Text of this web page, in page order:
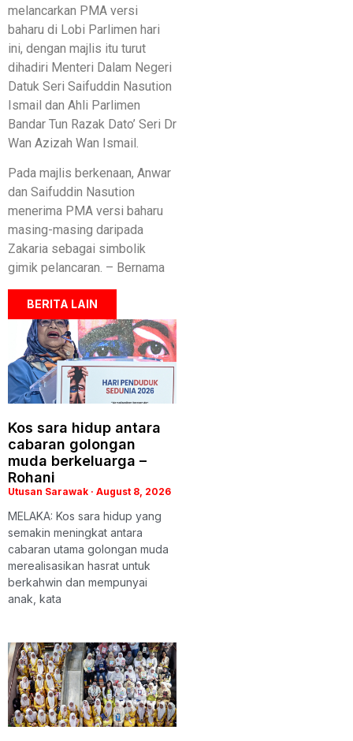
melancarkan PMA versi
baharu di Lobi Parlimen hari
ini, dengan majlis itu turut
dihadiri Menteri Dalam Negeri
Datuk Seri Saifuddin Nasution
Ismail dan Ahli Parlimen
Bandar Tun Razak Dato’ Seri Dr
Wan Azizah Wan Ismail.
Pada majlis berkenaan, Anwar
dan Saifuddin Nasution
menerima PMA versi baharu
masing-masing daripada
Zakaria sebagai simbolik
gimik pelancaran. – Bernama
BERITA LAIN
Kos sara hidup antara
cabaran golongan
muda berkeluarga –
Rohani
Utusan Sarawak August 8, 2026
MELAKA: Kos sara hidup yang
semakin meningkat antara
cabaran utama golongan muda
merealisasikan hasrat untuk
berkahwin dan mempunyai
anak, kata